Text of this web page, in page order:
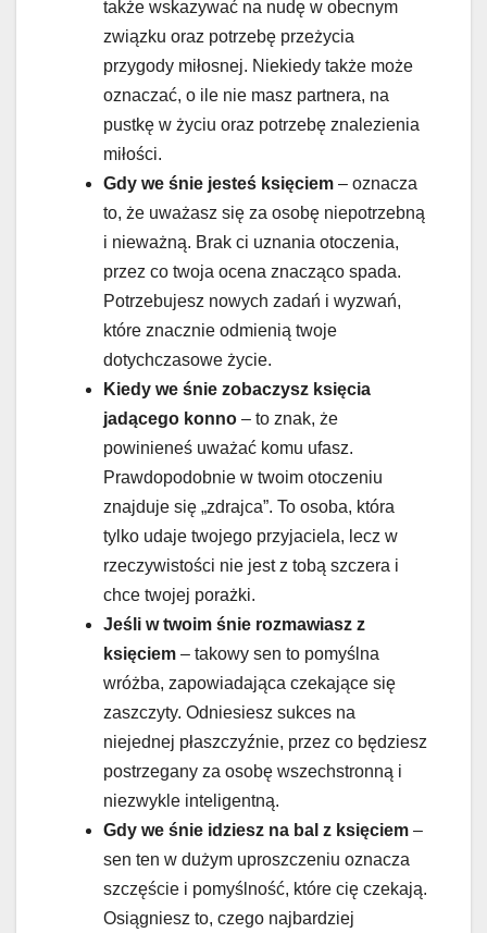
także wskazywać na nudę w obecnym
związku oraz potrzebę przeżycia
przygody miłosnej. Niekiedy także może
oznaczać, o ile nie masz partnera, na
pustkę w życiu oraz potrzebę znalezienia
miłości.
Gdy we śnie jesteś księciem – oznacza
to, że uważasz się za osobę niepotrzebną
i nieważną. Brak ci uznania otoczenia,
przez co twoja ocena znacząco spada.
Potrzebujesz nowych zadań i wyzwań,
które znacznie odmienią twoje
dotychczasowe życie.
Kiedy we śnie zobaczysz księcia
jadącego konno – to znak, że
powinieneś uważać komu ufasz.
Prawdopodobnie w twoim otoczeniu
znajduje się „zdrajca”. To osoba, która
tylko udaje twojego przyjaciela, lecz w
rzeczywistości nie jest z tobą szczera i
chce twojej porażki.
Jeśli w twoim śnie rozmawiasz z
księciem – takowy sen to pomyślna
wróżba, zapowiadająca czekające się
zaszczyty. Odniesiesz sukces na
niejednej płaszczyźnie, przez co będziesz
postrzegany za osobę wszechstronną i
niezwykle inteligentną.
Gdy we śnie idziesz na bal z księciem –
sen ten w dużym uproszczeniu oznacza
szczęście i pomyślność, które cię czekają.
Osiągniesz to, czego najbardziej